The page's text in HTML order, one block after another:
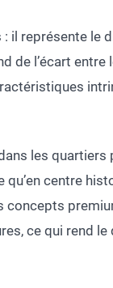
il représente le
de l’écart
les quartiers
centre
ce qui rend